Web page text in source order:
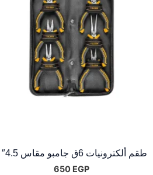
طقم ألكترونيات 6ق جامبو مقاس 4.5″ )
650 EGP